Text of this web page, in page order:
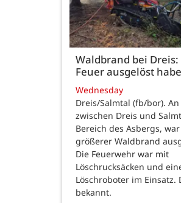
Waldbrand bei
Feuer ausgelöst
Wednesday
Dreis/Salmtal (fb/bor). An
zwischen Dreis und
Bereich des Asbergs,
größerer Waldbrand
Die Feuerwehr war mit
Löschrucksäcken und
Löschroboter im Einsatz.
bekannt.